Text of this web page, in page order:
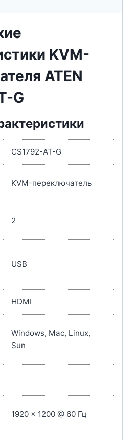
KVM-
ATEN
G
CS1792-AT-G
KVM-переключатель
2
USB
HDMI
Windows, Mac, Linux,
Sun
1920 x 1200 @ 60 Гц